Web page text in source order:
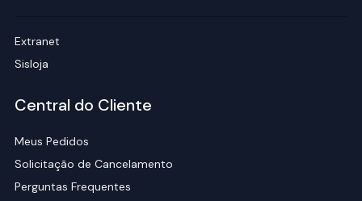
Extranet
Sisloja
Central do Cliente
Meus Pedidos
Solicitação de Cancelamento
Perguntas Frequentes